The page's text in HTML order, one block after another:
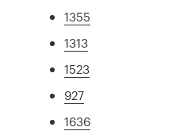
1355
1313
1523
927
1636